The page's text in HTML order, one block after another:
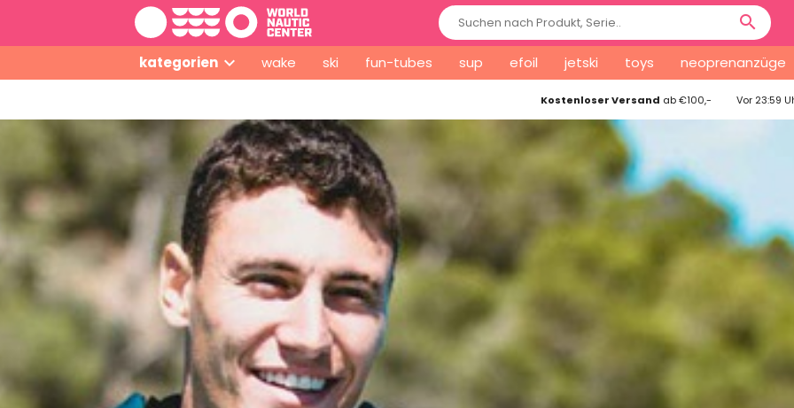
search
kategorien wake ski fun-tubes sup efoil jetski toys neoprenanzüge
Kostenloser Versand ab €100,- Vor 23:59